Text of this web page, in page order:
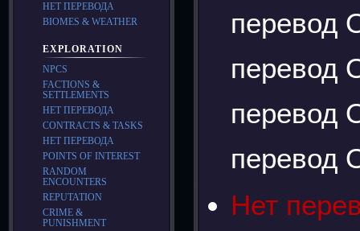
перевод
перевод
перевод
перевод
Нет
НЕТ ПЕРЕВОДА
BIOMES & WEATHER
EXPLORATION
NPCS
FACTIONS &
SETTLEMENTS
НЕТ ПЕРЕВОДА
CONTRACTS & TASKS
НЕТ ПЕРЕВОДА
POINTS OF INTEREST
RANDOM
ENCOUNTERS
REPUTATION
CRIME &
PUNISHMENT